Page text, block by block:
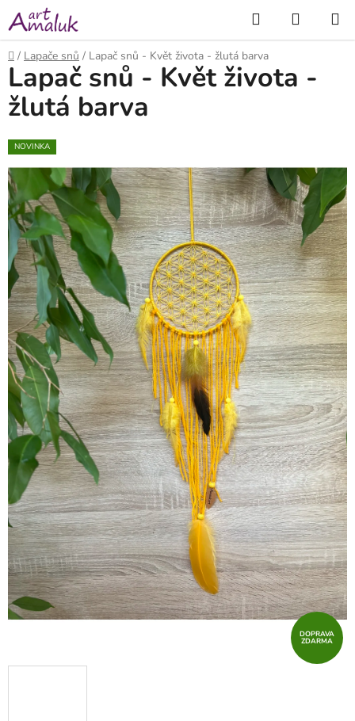
Přejít
na
obsah
Hledat
KOŠÍK
Domů
/ Lapače snů / Lapač snů - Květ života - žlutá barva
Lapač snů - Květ života -
žlutá barva
NOVINKA
DOPRAVA
ZDARMA